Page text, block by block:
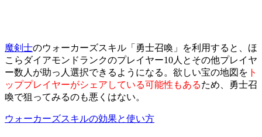
魔剣士のウォーカーズスキル「勇士召喚」を利用すると、ほ
こらダイアモンドランクのプレイヤー10人とその他プレイヤ
ー数人が助っ人選択できるようになる。欲しい宝の地図を ト
ッププレイヤーがシェアしている可能性もあるため、勇士召
喚で狙ってみるのも悪くはない。
ウォーカーズスキルの効果と使い方